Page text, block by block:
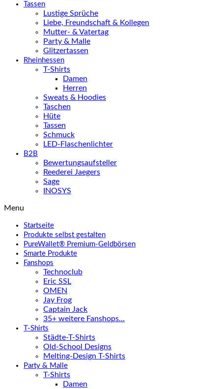
Tassen
Lustige Sprüche
Liebe, Freundschaft & Kollegen
Mutter- & Vatertag
Party & Malle
Glitzertassen
Rheinhessen
T-Shirts
Damen
Herren
Sweats & Hoodies
Taschen
Hüte
Tassen
Schmuck
LED-Flaschenlichter
B2B
Bewertungsaufsteller
Reederei Jaegers
Sage
INOSYS
Menu
Startseite
Produkte selbst gestalten
PureWallet® Premium-Geldbörsen
Smarte Produkte
Fanshops
Technoclub
Eric SSL
OMEN
Jay Frog
Captain Jack
35+ weitere Fanshops…
T-Shirts
Städte-T-Shirts
Old-School Designs
Melting-Design T-Shirts
Party & Malle
T-Shirts
Damen